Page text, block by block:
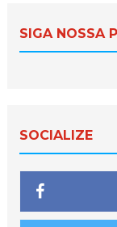
SIGA NOSSA
SOCIALIZE